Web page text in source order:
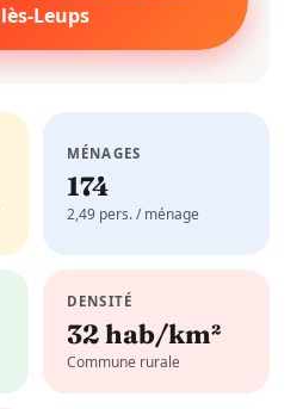
lès-Leups
MÉNAGES
174
2,49 pers. / ménage
DENSITÉ
32 hab/km²
Commune rurale